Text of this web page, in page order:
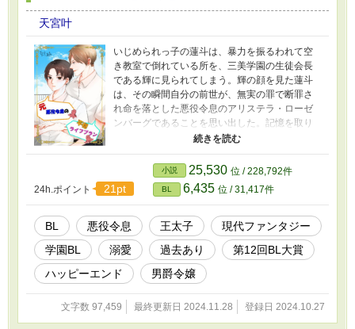
天宮叶
いじめられっ子の蓮斗は、暴力を振るわれて空
き教室で倒れている所を、三美学園の生徒会長
である輝に見られてしまう。輝の顔を見た蓮斗
は、その瞬間自分の前世が、無実の罪で断罪さ
れ命を落とした悪役令息のアリステラ・ローゼ
ンバーグであることを思い出した。記憶を取り
戻した蓮斗は、今世こそは平穏に生きるという
が想いを寄せていたシリルにそっくりであり、
学園の人気者である輝とは関わらないようにす
ると決める。しかし、蓮斗の意思とは裏腹に輝
が蓮斗へと近づいてきて_____ 溺愛王子様系生
徒会長 × 元悪役令息（免罪）のツンデレ強気受
け のドタバタラブコメディです（予定） 受けが
一人で大暴れしてます（笑） 【受け】 香波 蓮
斗（かなみ れんと） 18歳 黒髪 明るめブラウ
ンの瞳 いじめられっ子美人 生徒会長と顔をあわ
せたときに、悪役令息だった前世を思い出す 前
世では絶世の美人だったので、身だしなみを整
えるようになる（目立ちたくないのに逆効果）
24h.ポイント 21pt
小説 25,530 位 / 228,792件
BL 6,435 位 / 31,417件
BL 悪役令息 王太子
現代ファンタジー
学園BL
溺愛 過去あり
第12回BL大賞
ハッピーエンド
男爵令嬢
文字数 97,459 最終更新日 2024.11.28 登録日 2024.10.27